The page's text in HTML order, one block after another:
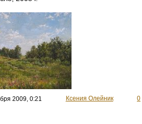
2009, 0:21 Ксения Олейник 0